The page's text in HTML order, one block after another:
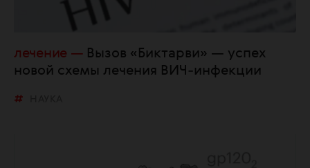
лечение
Вызов «Биктарви» — успех
новой схемы лечения ВИЧ-инфекции